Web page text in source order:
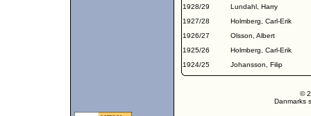
1928/29
Lundahl, Harry
1927/28
Holmberg, Carl-Erik
1926/27
Olsson, Albert
1925/26
Holmberg, Carl-Erik
1924/25
Johansson, Filip
©
Danmarks